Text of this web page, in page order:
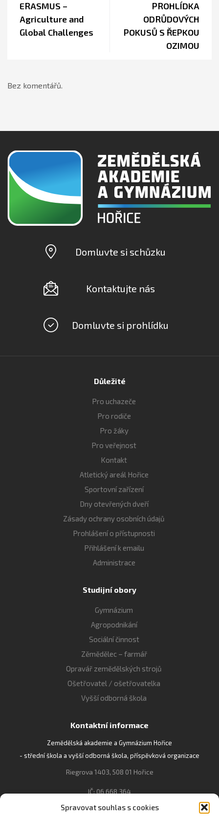
Spravovat souhlas s cookies
ERASMUS –
Agriculture and
Global Challenges
PROHLÍDKA
ODRŮDOVÝCH
POKUSŮ S ŘEPKOU
OZIMOU
Bez komentářů.
Domluvte si schůzku
Kontaktujte nás
Domluvte si prohlídku
Důležité
Pro uchazeče
Pro rodiče
Pro žáky
Pro veřejnost
Kontakt
Atletický areál Hořice
Sportovní zařízení
Dny otevřených dveří
Zásady ochrany osobních údajů
Prohlášení o přístupnosti
Přihlášení k emailu
Administrace
Studijní obory
Gymnázium
Agropodnikání
Sociální činnost
Zěmědělec – farmář
Opravář zemědělských strojů
Ošetřovatel / ošetřovatelka
Vyšší odborná škola
Kontaktní informace
Zemědělská akademie a Gymnázium Hořice
- střední škola a vyšší odborná škola, příspěvková organizace
Riegrova 1403, 508 01 Hořice
IČ: 06 668 364
493 623 021, 493 623 022